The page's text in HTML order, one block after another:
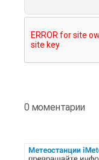
0 моментарии